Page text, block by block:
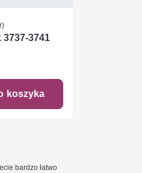
3737-3741
koszyka
bardzo łatwo